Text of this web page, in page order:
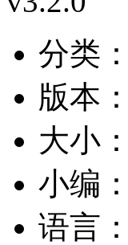
分类：
版本
大小
小编
语言